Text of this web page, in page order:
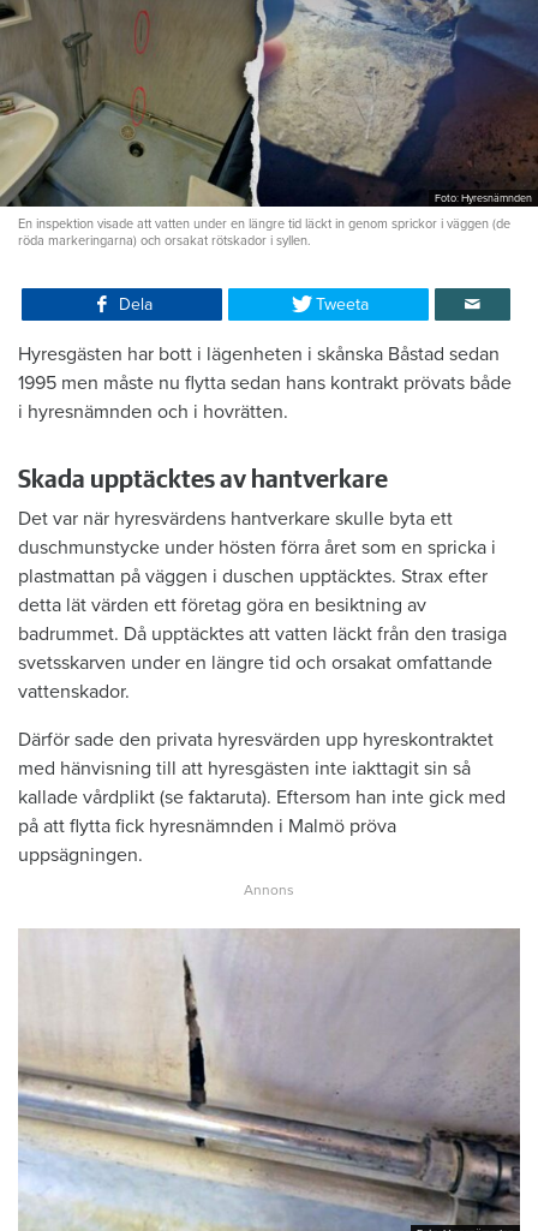
Foto: Hyresnämnden
En inspektion visade att vatten under en längre tid läckt in genom sprickor i väggen (de
röda markeringarna) och orsakat rötskador i syllen.
Dela Tweeta
Hyresgästen har bott i lägenheten i skånska Båstad sedan
1995 men måste nu flytta sedan hans kontrakt prövats både
i hyresnämnden och i hovrätten.
Skada upptäcktes av hantverkare
Det var när hyresvärdens hantverkare skulle byta ett
duschmunstycke under hösten förra året som en spricka i
plastmattan på väggen i duschen upptäcktes. Strax efter
detta lät värden ett företag göra en besiktning av
badrummet. Då upptäcktes att vatten läckt från den trasiga
svetsskarven under en längre tid och orsakat omfattande
vattenskador.
Därför sade den privata hyresvärden upp hyreskontraktet
med hänvisning till att hyresgästen inte iakttagit sin så
kallade vårdplikt (se faktaruta). Eftersom han inte gick med
på att flytta fick hyresnämnden i Malmö pröva
uppsägningen.